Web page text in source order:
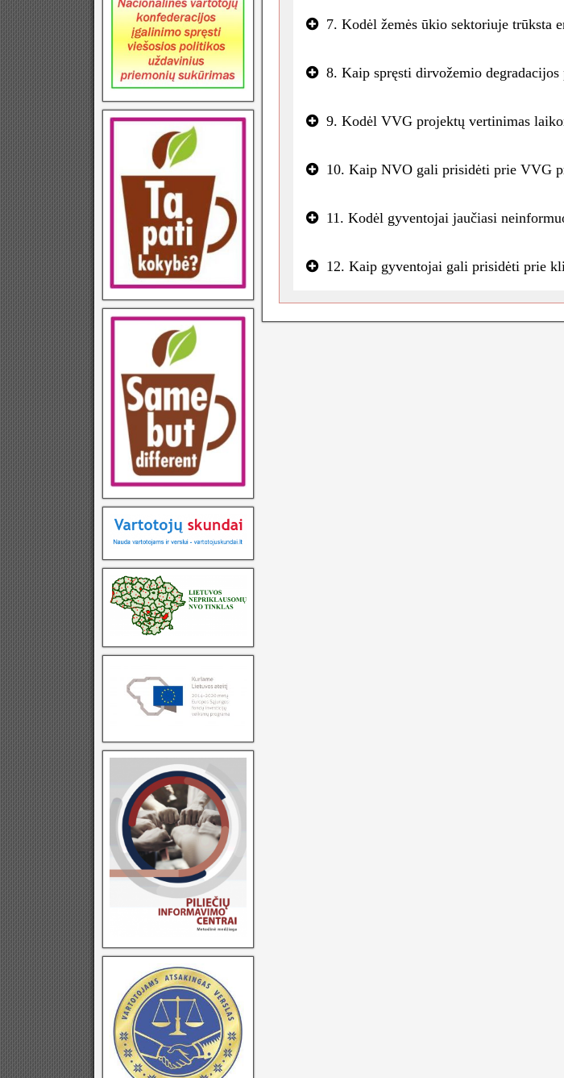
7. Kodėl žemės ūkio sektoriuje trūksta
8. Kaip spręsti dirvožemio degradacijos
9. Kodėl VVG projektų vertinimas
10. Kaip NVO gali prisidėti prie VVG
11. Kodėl gyventojai jaučiasi
12. Kaip gyventojai gali prisidėti prie